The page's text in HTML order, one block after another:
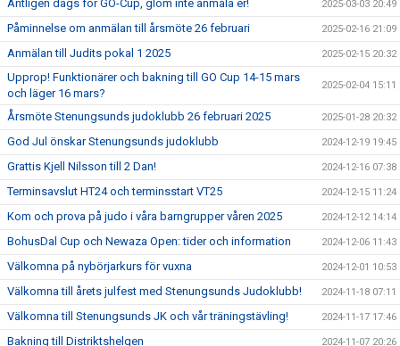
Äntligen dags för GO-Cup, glöm inte anmäla er! 2025-03-03 20:49
Påminnelse om anmälan till årsmöte 26 februari 2025-02-16 21:09
Anmälan till Judits pokal 1 2025 2025-02-15 20:32
Upprop! Funktionärer och bakning till GO Cup 14-15 mars
och läger 16 mars?
2025-02-04 15:11
Årsmöte Stenungsunds judoklubb 26 februari 2025 2025-01-28 20:32
God Jul önskar Stenungsunds judoklubb 2024-12-19 19:45
Grattis Kjell Nilsson till 2 Dan! 2024-12-16 07:38
Terminsavslut HT24 och terminsstart VT25 2024-12-15 11:24
Kom och prova på judo i våra barngrupper våren 2025 2024-12-12 14:14
BohusDal Cup och Newaza Open: tider och information 2024-12-06 11:43
Välkomna på nybörjarkurs för vuxna 2024-12-01 10:53
Välkomna till årets julfest med Stenungsunds Judoklubb! 2024-11-18 07:11
Välkomna till Stenungsunds JK och vår träningstävling! 2024-11-17 17:46
Bakning till Distriktshelgen 2024-11-07 20:26